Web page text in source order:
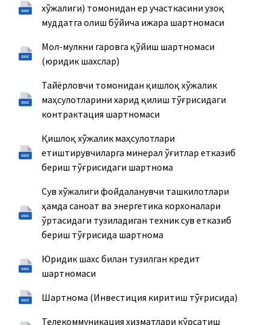
хўжалиги) томонидан ер участкасини узоқ
муддатга олиш бўйича ижара шартномаси
Мол-мулкни гаровга қўйиш шартномаси
(юридик шахслар)
Тайёрловчи томонидан қишлоқ хўжалик
маҳсулотларини харид қилиш тўғрисидаги
контрактация шартномаси
Қишлоқ хўжалик маҳсулотлари
етиштирувчиларга минерал ўғитлар етказиб
бериш тўғрисидаги шартнома
Сув хўжалиги фойдаланувчи ташкилотлари
ҳамда саноат ва энергетика корхоналари
ўртасидаги тузиладиган техник сув етказиб
бериш тўғрисида шартнома
Юридик шахс билан тузилган кредит
шартномаси
Шартнома (Инвестиция киритиш тўғрисида)
Телекоммуникация хизматлари кўрсатиш